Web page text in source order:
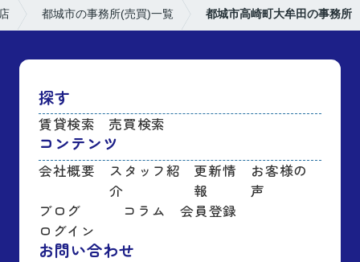
都城市の事務所(売買)一覧 都城市高崎町大牟田の事務所
探す
賃貸検索 売買検索
コンテンツ
会社概要
スタッフ紹
介
更新情
報
お客様の
声
ブログ
コラム
会員登録
ログイン
お問い合わせ